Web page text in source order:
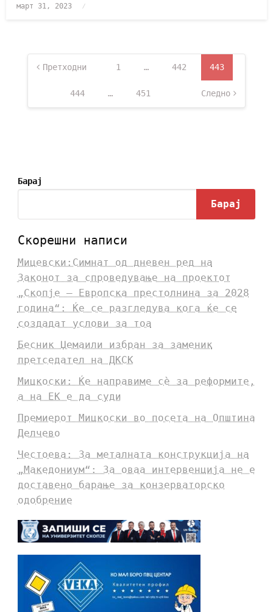
март 31, 2023
Претходни 1 … 442 443
444 … 451 Следно
Барај
Барај
Скорешни написи
Мицевски:Симнат од дневен ред на
Законот за спроведување на проектот
„Скопје – Европска престолнина за 2028
година“: Ќе се разгледува кога ќе се
создадат услови за тоа
Бесник Џемаили избран за заменик
претседател на ДКСК
Мицкоски: Ќе направиме сè за реформите,
а на ЕК е да суди
Премиерот Мицкоски во посета на Општина
Делчево
Честоева: За металната конструкција на
„Македониум“: За оваа интервенција не е
доставено барање за конзерваторско
одобрение